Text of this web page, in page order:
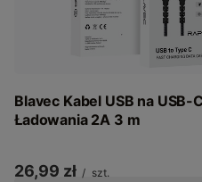
Blavec Kabel USB na USB-
Ładowania 2A 3 m
26,99 zł / szt.